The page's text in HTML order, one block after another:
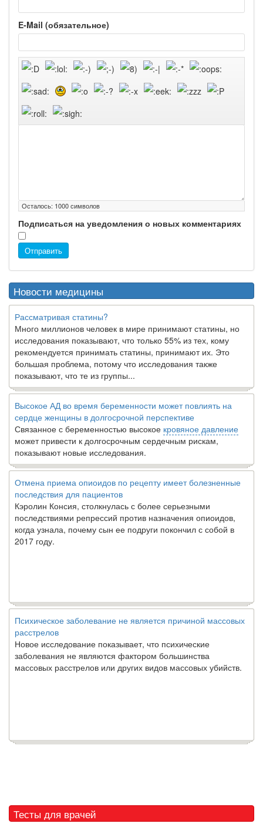
E-Mail (обязательное)
Осталось: 1000символов
Подписаться на уведомления о новых комментариях
Отправить
Новости медицины
Рассматривая статины?
Много миллионов человек в мире принимают статины, но
исследования показывают, что только 55% из тех, кому
рекомендуется принимать статины, принимают их. Это
большая проблема, потому что исследования также
показывают, что те из группы...
Высокое АД во время беременности может повлиять на
сердце женщины в долгосрочной перспективе
Связанное с беременностью высокое кровяное давление
может привести к долгосрочным сердечным рискам,
показывают новые исследования.
Отмена приема опиоидов по рецепту имеет болезненные
последствия для пациентов
Кэролин Консия, столкнулась с более серьезными
последствиями репрессий против назначения опиоидов,
когда узнала, почему сын ее подруги покончил с собой в
2017 году.
Психическое заболевание не является причиной массовых
расстрелов
Новое исследование показывает, что психические
заболевания не являются фактором большинства
массовых расстрелов или других видов массовых убийств.
Тесты для врачей